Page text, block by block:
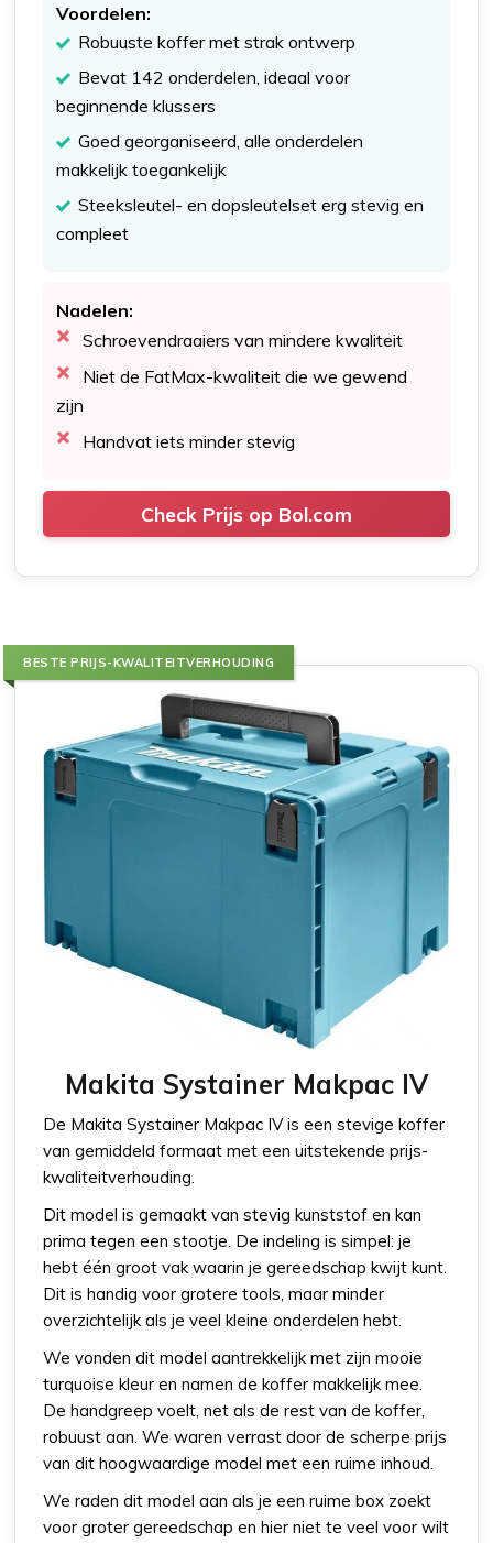
Voordelen:
Robuuste koffer met strak ontwerp
Bevat 142 onderdelen, ideaal voor
beginnende klussers
Goed georganiseerd, alle onderdelen
makkelijk toegankelijk
Steeksleutel- en dopsleutelset erg stevig en
compleet
Nadelen:
Schroevendraaiers van mindere kwaliteit
Niet de FatMax-kwaliteit die we gewend
zijn
Handvat iets minder stevig
Check Prijs op Bol.com
BESTE PRIJS-KWALITEITVERHOUDING
Makita Systainer Makpac IV
De Makita Systainer Makpac IV is een stevige koffer
van gemiddeld formaat met een uitstekende prijs-
kwaliteitverhouding.
Dit model is gemaakt van stevig kunststof en kan
prima tegen een stootje. De indeling is simpel: je
hebt één groot vak waarin je gereedschap kwijt kunt.
Dit is handig voor grotere tools, maar minder
overzichtelijk als je veel kleine onderdelen hebt.
We vonden dit model aantrekkelijk met zijn mooie
turquoise kleur en namen de koffer makkelijk mee.
De handgreep voelt, net als de rest van de koffer,
robuust aan. We waren verrast door de scherpe prijs
van dit hoogwaardige model met een ruime inhoud.
We raden dit model aan als je een ruime box zoekt
voor groter gereedschap en hier niet te veel voor wilt